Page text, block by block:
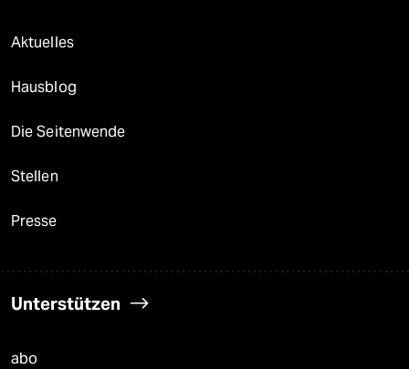
Aktuelles
Hausblog
Die Seitenwende
Stellen
Presse
Unterstützen
abo